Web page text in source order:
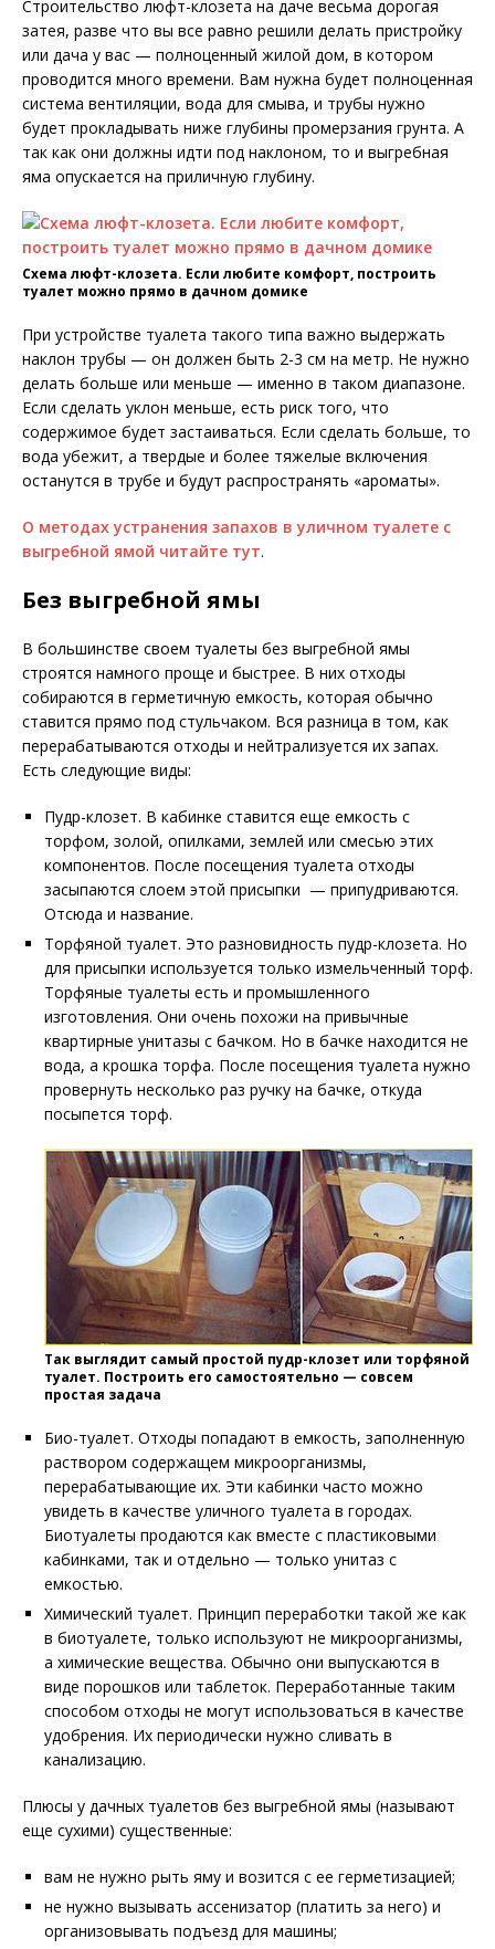
Строительство люфт-клозета на даче весьма дорогая
затея, разве что вы все равно решили делать пристройку
или дача у вас — полноценный жилой дом, в котором
проводится много времени. Вам нужна будет полноценная
система вентиляции, вода для смыва, и трубы нужно
будет прокладывать ниже глубины промерзания грунта. А
так как они должны идти под наклоном, то и выгребная
яма опускается на приличную глубину.
Схема люфт-клозета. Если любите комфорт, построить
туалет можно прямо в дачном домике
При устройстве туалета такого типа важно выдержать
наклон трубы — он должен быть 2-3 см на метр. Не нужно
делать больше или меньше — именно в таком диапазоне.
Если сделать уклон меньше, есть риск того, что
содержимое будет застаиваться. Если сделать больше, то
вода убежит, а твердые и более тяжелые включения
останутся в трубе и будут распространять «ароматы».
О методах устранения запахов в уличном туалете с
выгребной ямой читайте тут.
Без выгребной ямы
В большинстве своем туалеты без выгребной ямы
строятся намного проще и быстрее. В них отходы
собираются в герметичную емкость, которая обычно
ставится прямо под стульчаком. Вся разница в том, как
перерабатываются отходы и нейтрализуется их запах.
Есть следующие виды:
Пудр-клозет. В кабинке ставится еще емкость с
торфом, золой, опилками, землей или смесью этих
компонентов. После посещения туалета отходы
засыпаются слоем этой присыпки — припудриваются.
Отсюда и название.
Торфяной туалет. Это разновидность пудр-клозета. Но
для присыпки используется только измельченный торф.
Торфяные туалеты есть и промышленного
изготовления. Они очень похожи на привычные
квартирные унитазы с бачком. Но в бачке находится не
вода, а крошка торфа. После посещения туалета нужно
провернуть несколько раз ручку на бачке, откуда
посыпется торф.
Так выглядит самый простой пудр-клозет или торфяной
туалет. Построить его самостоятельно — совсем
простая задача
Био-туалет. Отходы попадают в емкость, заполненную
раствором содержащем микроорганизмы,
перерабатывающие их. Эти кабинки часто можно
увидеть в качестве уличного туалета в городах.
Биотуалеты продаются как вместе с пластиковыми
кабинками, так и отдельно — только унитаз с
емкостью.
Химический туалет. Принцип переработки такой же как
в биотуалете, только используют не микроорганизмы,
а химические вещества. Обычно они выпускаются в
виде порошков или таблеток. Переработанные таким
способом отходы не могут использоваться в качестве
удобрения. Их периодически нужно сливать в
канализацию.
Плюсы у дачных туалетов без выгребной ямы (называют
еще сухими) существенные:
вам не нужно рыть яму и возится с ее герметизацией;
не нужно вызывать ассенизатор (платить за него) и
организовывать подъезд для машины;